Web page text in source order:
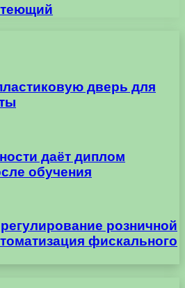
дверь для
даёт диплом
обучения
розничной
фискального